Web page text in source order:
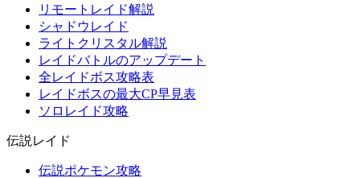
リモートレイド解説
シャドウレイド
ライトクリスタル解説
レイドバトルのアップデート
全レイドボス攻略表
レイドボスの最大CP早見表
ソロレイド攻略
伝説レイド
伝説ポケモン攻略